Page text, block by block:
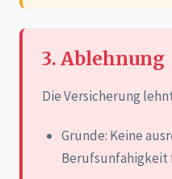
3. Ablehnung
Die Versicherung
Grunde: Keine